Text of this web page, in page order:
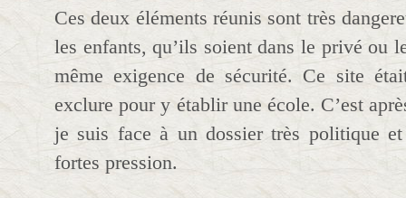
Ces deux éléments réunis sont très
les enfants, qu’ils soient dans le privé ou
même exigence de sécurité. Ce site
exclure pour y établir une école. C’est
je suis face à un dossier très politique
fortes pression.